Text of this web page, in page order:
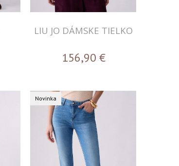
LIU JO DÁMSKE TIELKO
156,90 €
Novinka